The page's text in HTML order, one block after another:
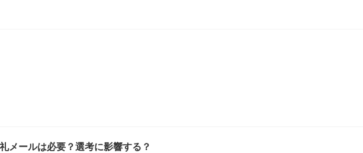
メールは必要？選考に影響する？